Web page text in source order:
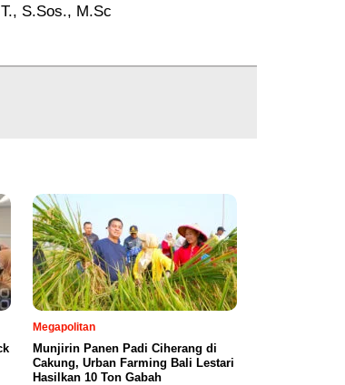
S.Sos., M.Sc
Megapolitan
Munjirin Panen Padi Ciherang di
Cakung, Urban Farming Bali Lestari
Hasilkan 10 Ton Gabah